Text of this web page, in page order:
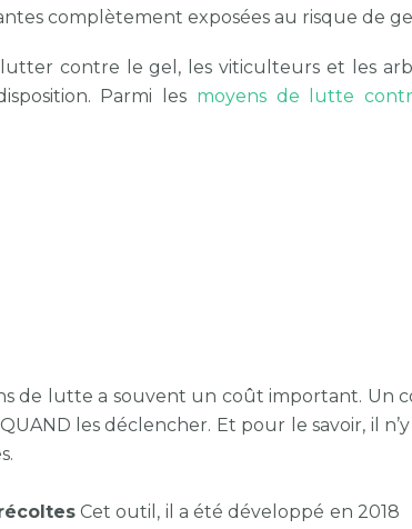
complètement exposées au risque de
contre le gel, les viticulteurs et les
Parmi les moyens de lutte
de lutte a souvent un coût important. Un
les déclencher. Et pour le savoir, il
Cet outil, il a été développé en 2018